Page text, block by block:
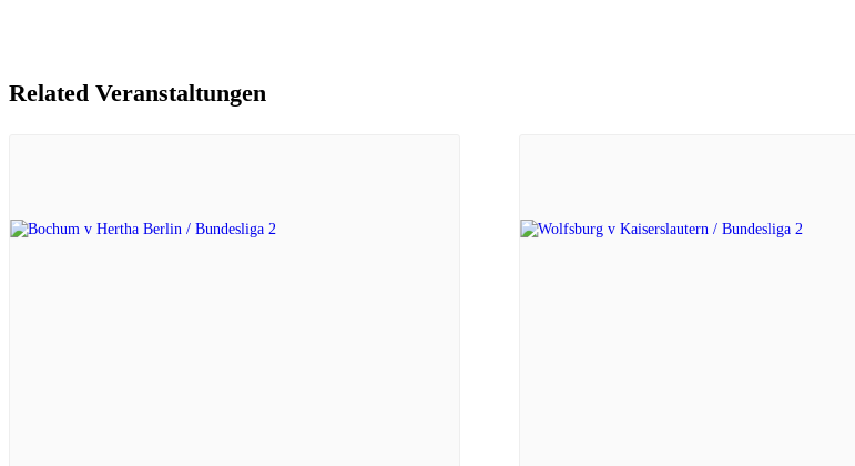
Related Veranstaltungen